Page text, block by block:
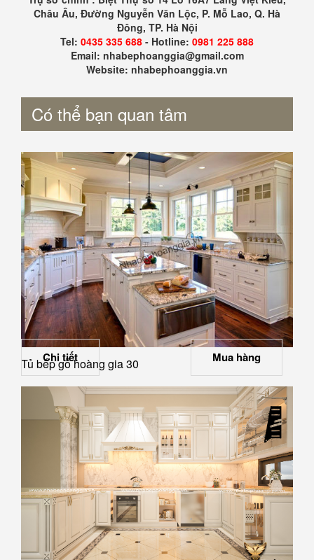
Châu Âu, Đường Nguyễn Văn Lộc, P. Mỗ Lao, Q. Hà
Đông, TP. Hà Nội
Tel: 0435 335 688 - Hotline: 0981 225 888
Email: nhabephoanggia@gmail.com
Website: nhabephoanggia.vn
Có thể bạn quan tâm
Tủ bếp gỗ hoàng gia 30
Chi tiết Mua hàng